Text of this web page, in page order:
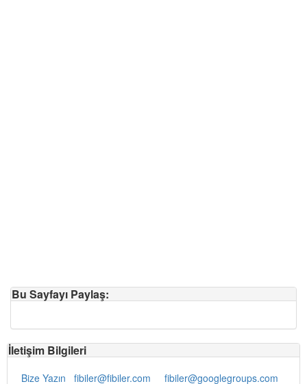
Bu Sayfayı Paylaş:
İletişim Bilgileri
Bize Yazın fibiler@fibiler.com fibiler@googlegroups.com